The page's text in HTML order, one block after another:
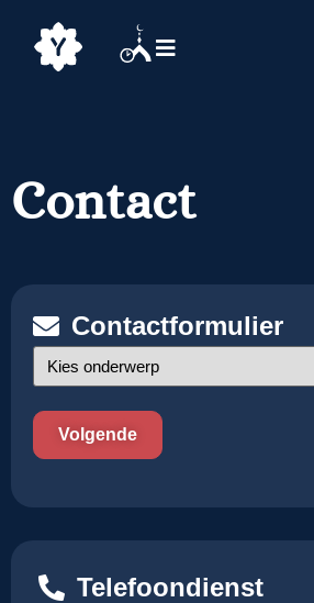
Contact
Contactformulier
Onderwerp
(Vereist)
Telefoondienst